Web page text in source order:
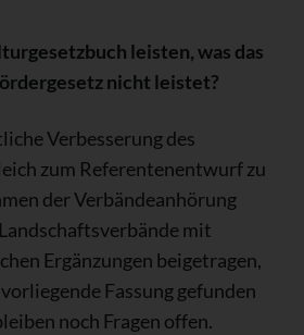
leisten, was das
nicht leistet?
Verbesserung des
zum Referentenentwurf zu
der Verbändeanhörung
mit
Ergänzungen beigetragen,
Fassung gefunden
noch Fragen offen.